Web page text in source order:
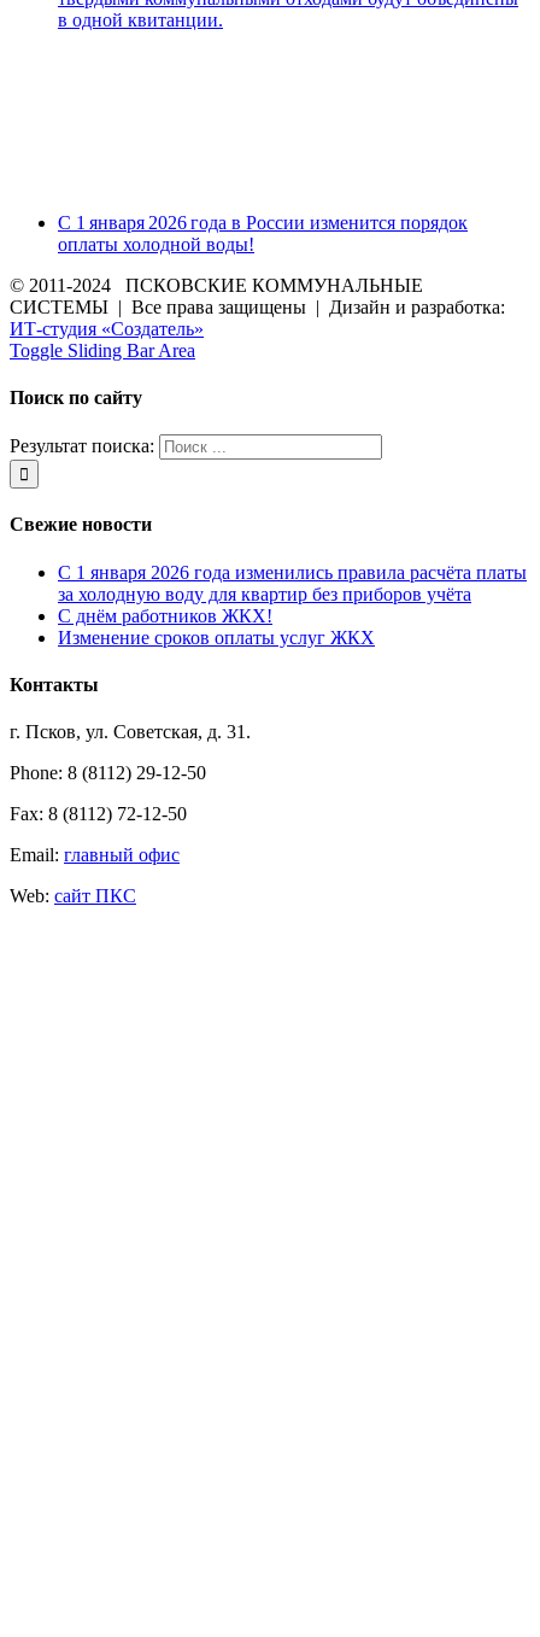
в одной квитанции.
С 1 января 2026 года в России изменится порядок
оплаты холодной воды!
© 2011-2024 ПСКОВСКИЕ КОММУНАЛЬНЫЕ
СИСТЕМЫ | Все права защищены | Дизайн и разработка:
ИТ-студия «Создатель»
Toggle Sliding Bar Area
Поиск по сайту
Результат поиска:
Свежие новости
С 1 января 2026 года изменились правила расчёта платы
за холодную воду для квартир без приборов учёта
С днём работников ЖКХ!
Изменение сроков оплаты услуг ЖКХ
Контакты
г. Псков, ул. Советская, д. 31.
Phone: 8 (8112) 29-12-50
Fax: 8 (8112) 72-12-50
Email: главный офис
Web: сайт ПКС